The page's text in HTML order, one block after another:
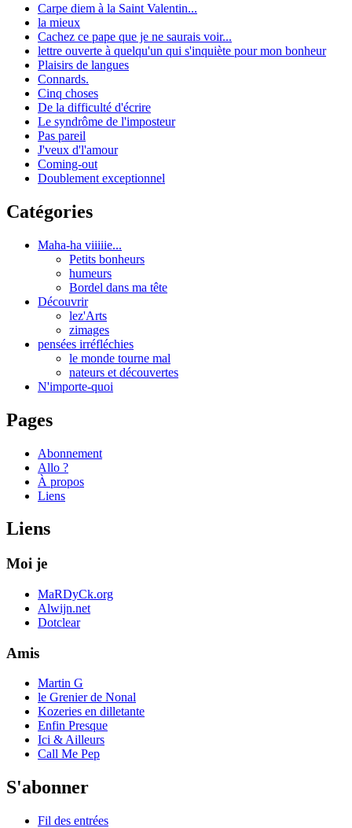
Carpe diem à la Saint Valentin...
la mieux
Cachez ce pape que je ne saurais voir...
lettre ouverte à quelqu'un qui s'inquiète pour mon bonheur
Plaisirs de langues
Connards.
Cinq choses
De la difficulté d'écrire
Le syndrôme de l'imposteur
Pas pareil
J'veux d'l'amour
Coming-out
Doublement exceptionnel
Catégories
Maha-ha viiiiie...
Petits bonheurs
humeurs
Bordel dans ma tête
Découvrir
lez'Arts
zimages
pensées irréfléchies
le monde tourne mal
nateurs et découvertes
N'importe-quoi
Pages
Abonnement
Allo ?
À propos
Liens
Liens
Moi je
MaRDyCk.org
Alwijn.net
Dotclear
Amis
Martin G
le Grenier de Nonal
Kozeries en dilletante
Enfin Presque
Ici & Ailleurs
Call Me Pep
S'abonner
Fil des entrées